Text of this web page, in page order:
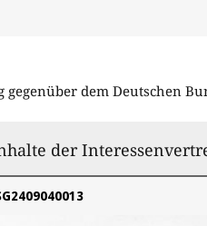
dem Deutschen
der